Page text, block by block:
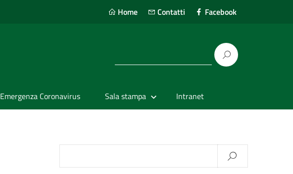
Home Contatti Facebook
Emergenza Coronavirus Sala stampa Intranet